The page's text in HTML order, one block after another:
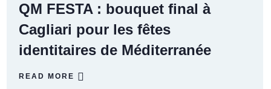
QM FESTA : bouquet final à
Cagliari pour les fêtes
identitaires de Méditerranée
READ MORE